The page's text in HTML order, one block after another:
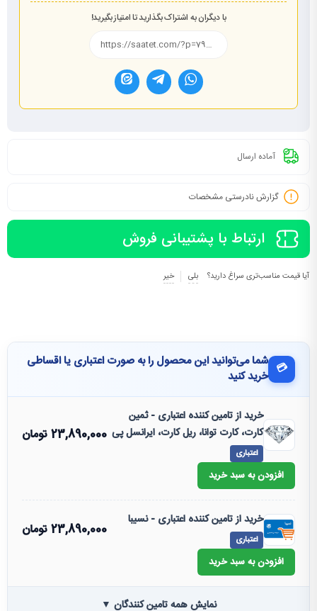
با دیگران به اشتراک بگذارید تا امتیاز بگیرید!
آماده ارسال
گزارش نادرستی مشخصات
ارتباط با پشتیبانی فروش
آیا قیمت مناسب‌تری سراغ دارید؟ بلی خیر
💳 شما می‌توانید این محصول را به صورت اعتباری یا اقساطی
خرید کنید
خرید از تامین کننده اعتباری - ثمین
کارت، کارت توانا، ریل کارت، ایرانسل پی
اعتباری
23,890,000تومان
افزودن به سبد خرید
خرید از تامین کننده اعتباری - نسیبا
اعتباری
23,890,000تومان
افزودن به سبد خرید
نمایش همه تامین کنندگان ▼